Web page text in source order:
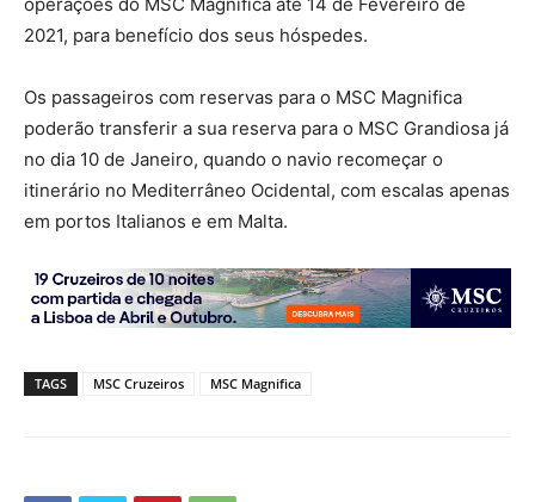
2021, para benefício dos seus hóspedes.
Os passageiros com reservas para o MSC Magnifica
poderão transferir a sua reserva para o MSC Grandiosa já
no dia 10 de Janeiro, quando o navio recomeçar o
itinerário no Mediterrâneo Ocidental, com escalas apenas
em portos Italianos e em Malta.
TAGS MSC Cruzeiros MSC Magnifica